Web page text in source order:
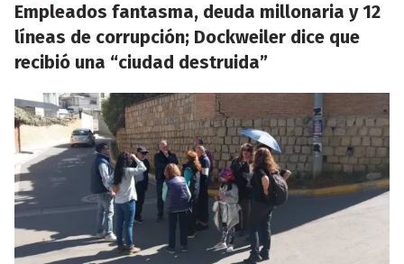
Empleados fantasma, deuda millonaria y 12
líneas de corrupción; Dockweiler dice que
recibió una “ciudad destruida”